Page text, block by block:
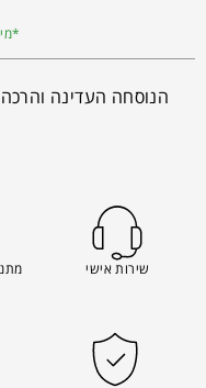
הנוסחה העדינה
שירות אישי